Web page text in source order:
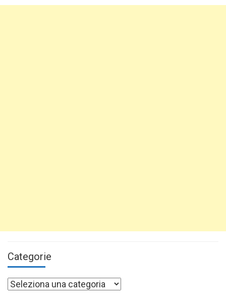
Categorie
Categorie